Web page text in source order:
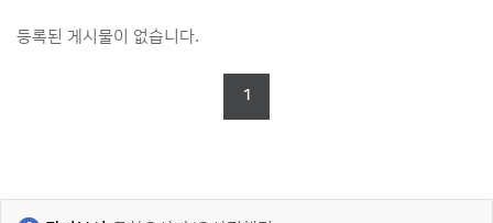
등록된 게시물이 없습니다.
1